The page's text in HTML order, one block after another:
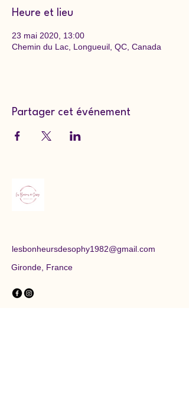
Heure et lieu
23 mai 2020, 13:00
Chemin du Lac, Longueuil, QC, Canada
Partager cet événement
lesbonheursdesophy1982@gmail.com
Gironde, France